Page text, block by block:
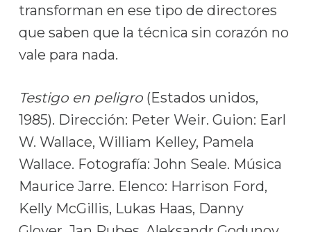
transforman en ese tipo de directores
que saben que la técnica sin corazón no
vale para nada.
Testigo en peligro(Estados unidos,
1985). Dirección: Peter Weir. Guion: Earl
W. Wallace, William Kelley, Pamela
Wallace. Fotografía: John Seale. Música
Maurice Jarre. Elenco: Harrison Ford,
Kelly McGillis, Lukas Haas, Danny